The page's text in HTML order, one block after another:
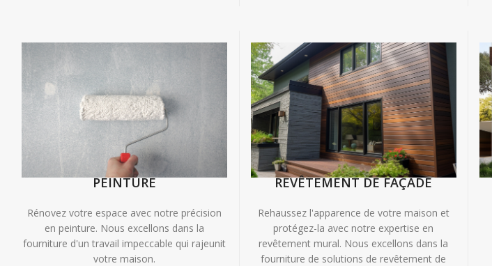
PEINTURE
Rénovez votre espace avec notre précision
en peinture. Nous excellons dans la
fourniture d'un travail impeccable qui rajeunit
votre maison.
REVÊTEMENT DE FAÇADE
Rehaussez l'apparence de votre maison et
protégez-la avec notre expertise en
revêtement mural. Nous excellons dans la
fourniture de solutions de revêtement de